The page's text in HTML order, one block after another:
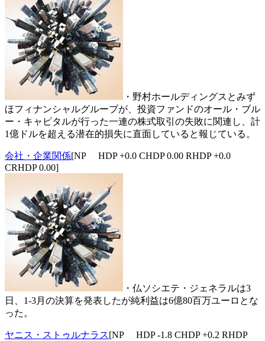
・野村ホールディングスとみず
ほフィナンシャルグループが、投資ファンドのオール・ブル
ー・キャピタルが行った一連の株式取引の失敗に関連し、計
1億ドルを超える潜在的損失に直面していると報じている。
会社・企業関係[NP HDP +0.0 CHDP 0.00 RHDP +0.0
CRHDP 0.00]
・仏ソシエテ・ジェネラルは3
日、1-3月の決算を発表したが純利益は6億80百万ユーロとな
った。
ヤニス・ストゥルナラス[NP HDP -1.8 CHDP +0.2 RHDP